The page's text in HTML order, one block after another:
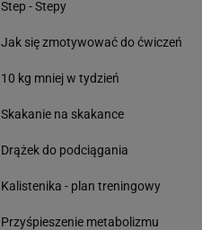
Step - Stepy
Jak się zmotywować do ćwiczeń
10 kg mniej w tydzień
Skakanie na skakance
Drążek do podciągania
Kalistenika - plan treningowy
Przyśpieszenie metabolizmu